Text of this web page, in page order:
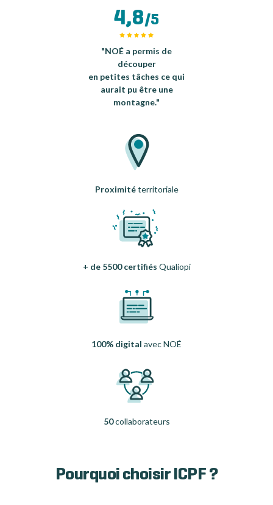
+ de 5500 certifiés Qualiopi
100% digital avec NOÉ
4,8/5
"NOÉ a permis de
découper
en petites tâches ce qui
aurait pu être une
montagne."
50collaborateurs
Proximitéterritoriale
Pourquoi choisir ICPF ?